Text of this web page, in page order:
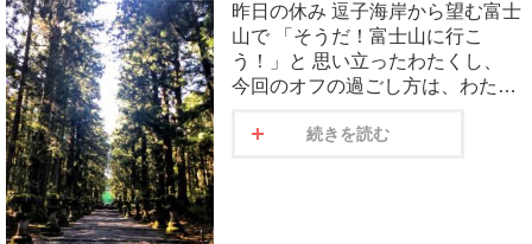
昨日の休み 逗子海岸から望む富士
山で 「そうだ！富士山に行こ
う！」と 思い立ったわたくし、
今回のオフの過ごし方は、わた…
続きを読む